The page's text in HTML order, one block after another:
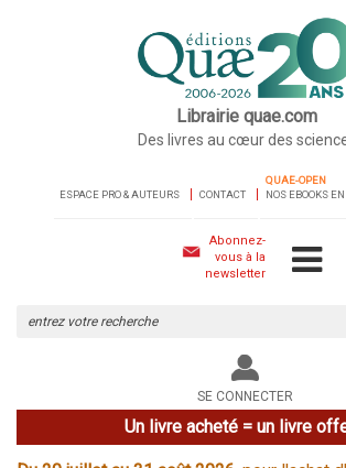
Librairie quae.com
Des livres au cœur des
ESPACE PRO & AUTEURS CONTACT
QUAE-OPEN
NOS EBOOKS
Abonnez-
vous à la
newsletter
le
site
SE CONNECTER
Un livre acheté = un livre